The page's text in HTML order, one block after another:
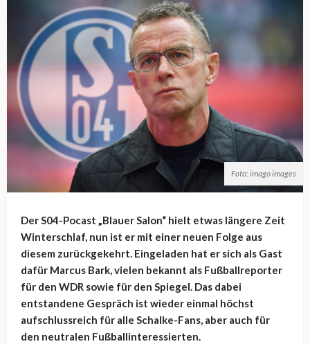
Foto: imago images
Der S04-Pocast „Blauer Salon“ hielt etwas längere Zeit
Winterschlaf, nun ist er mit einer neuen Folge aus
diesem zurückgekehrt. Eingeladen hat er sich als Gast
dafür Marcus Bark, vielen bekannt als Fußballreporter
für den WDR sowie für den Spiegel. Das dabei
entstandene Gespräch ist wieder einmal höchst
aufschlussreich für alle Schalke-Fans, aber auch für
den neutralen Fußballinteressierten.